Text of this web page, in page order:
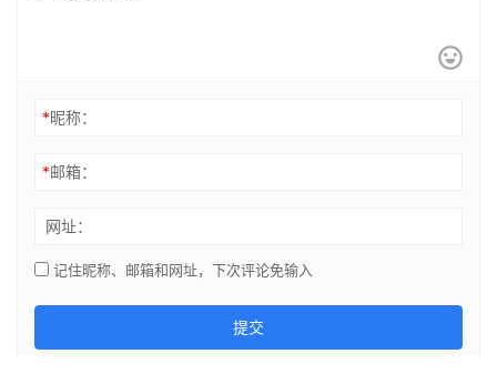
*昵称：
*邮箱：
网址：
记住昵称、邮箱和网址，下次评论免输入
提交